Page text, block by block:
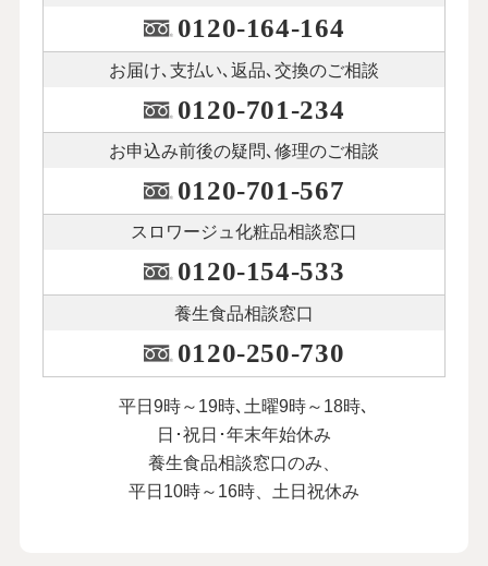
0120-164-164
お届け､支払い､ 返品､交換のご相談
0120-701-234
お申込み前後の疑問､修理のご相談
0120-701-567
スロワージュ化粧品相談窓口
0120-154-533
養生食品相談窓口
0120-250-730
平日9時～19時､土曜9時～18時､
日･祝日･年末年始休み
養生食品相談窓口のみ、
平日10時～16時、土日祝休み